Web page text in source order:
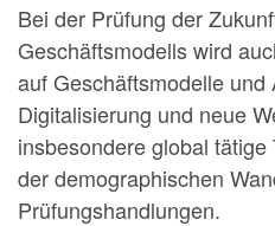
Bei der Prüfung der
Geschäftsmodells wird
auf Geschäftsmodelle
Digitalisie­rung und neue
insbesondere global
der demographischen
Prüfungshandlungen.